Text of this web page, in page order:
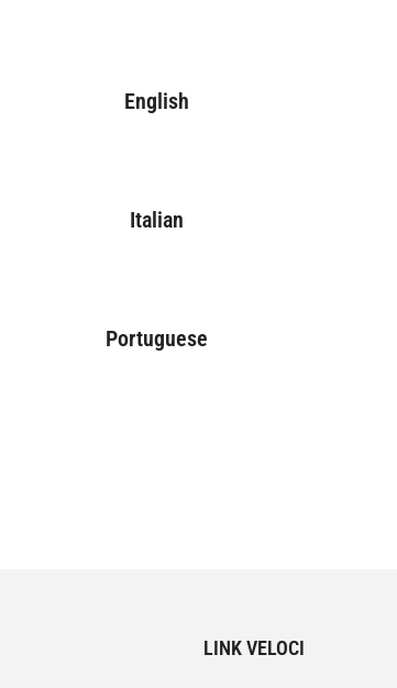
English
Italian
Portuguese
LINK VELOCI